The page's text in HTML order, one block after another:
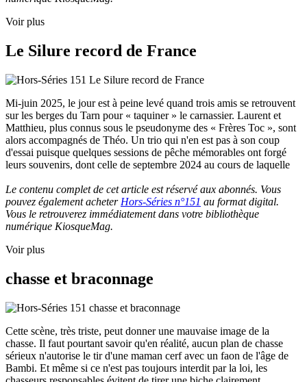
Voir plus
Le Silure record de France
Mi-juin 2025, le jour est à peine levé quand trois amis se retrouvent
sur les berges du Tarn pour « taquiner » le carnassier. Laurent et
Matthieu, plus connus sous le pseudonyme des « Frères Toc », sont
alors accompagnés de Théo. Un trio qui n'en est pas à son coup
d'essai puisque quelques sessions de pêche mémorables ont forgé
leurs souvenirs, dont celle de septembre 2024 au cours de laquelle
Le contenu complet de cet article est réservé aux abonnés. Vous
pouvez également acheter Hors-Séries n°151 au format digital.
Vous le retrouverez immédiatement dans votre bibliothèque
numérique KiosqueMag.
Voir plus
chasse et braconnage
Cette scène, très triste, peut donner une mauvaise image de la
chasse. Il faut pourtant savoir qu'en réalité, aucun plan de chasse
sérieux n'autorise le tir d'une maman cerf avec un faon de l'âge de
Bambi. Et même si ce n'est pas toujours interdit par la loi, les